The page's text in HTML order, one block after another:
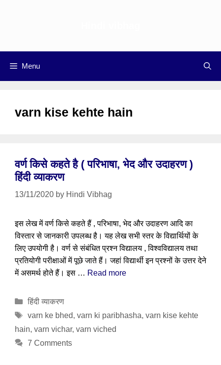
Menu
varn kise kehte hain
वर्ण किसे कहते है ( परिभाषा, भेद और उदाहरण )
हिंदी व्याकरण
13/11/2020 by Hindi Vibhag
इस लेख में वर्ण किसे कहते हैं , परिभाषा, भेद और उदाहरण आदि का
विस्तार से जानकारी उपलब्ध है। यह लेख सभी स्तर के विद्यार्थियों के
लिए उपयोगी है। वर्ण से संबंधित प्रश्न विद्यालय , विश्वविद्यालय तथा
प्रतियोगी परीक्षाओं में पूछे जाते हैं। जहां विद्यार्थी इन प्रश्नों के उत्तर देने
में असमर्थ होते हैं। इस … Read more
Categories
हिंदी व्याकरण
Tags
varn ke bhed, varn ki paribhasha, varn kise kehte
hain, varn vichar, varn viched
7 Comments